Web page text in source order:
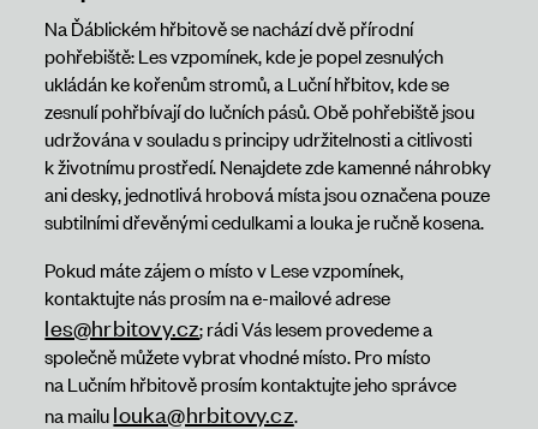
Na Ďáblickém hřbitově se nachází dvě přírodní
pohřebiště: Les vzpomínek, kde je popel zesnulých
ukládán ke kořenům stromů, a Luční hřbitov, kde se
zesnulí pohřbívají do lučních pásů. Obě pohřebiště jsou
udržována v souladu s principy udržitelnosti a citlivosti
k životnímu prostředí. Nenajdete zde kamenné náhrobky
ani desky, jednotlivá hrobová místa jsou označena pouze
subtilními dřevěnými cedulkami a louka je ručně kosena.
Pokud máte zájem o místo v Lese vzpomínek,
kontaktujte nás prosím na e-mailové adrese
les@hrbitovy.cz; rádi Vás lesem provedeme a
společně můžete vybrat vhodné místo. Pro místo
na Lučním hřbitově prosím kontaktujte jeho správce
na mailulouka@hrbitovy.cz.